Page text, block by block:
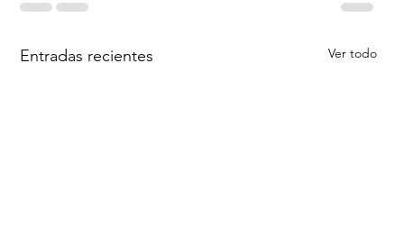
Entradas recientes Ver todo